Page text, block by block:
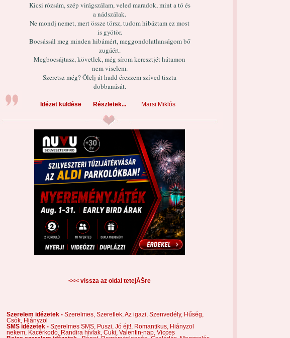
Kicsi rózsám, szép virágszálam, veled maradok, mint a tó és
a nádszálak.
Ne mondj nemet, mert össze törsz, tudom hibáztam ez most
is gyötör.
Bocsássál meg minden hibámért, meggondolatlanságom bő
zugáért.
Megbocsájtasz, követlek, még sírom keresztjét hátamon
nem viselem.
Szeretsz még? Ölelj át hadd érezzem szíved tiszta
dobbanását.
Idézet küldése Részletek... Marsi Miklós
<<< vissza az oldal tetejĂŠre
Szerelem idézetek - Szerelmes, Szeretlek, Az igazi, Szenvedély, Hűség,
Csók,
Hiányzol
SMS idézetek - Szerelmes SMS, Puszi, Jó éjt!, Romantikus,
Hiányzol
nekem,
Kacérkodó, Randira hívlak, Cuki, Valentin-nap, Vicces